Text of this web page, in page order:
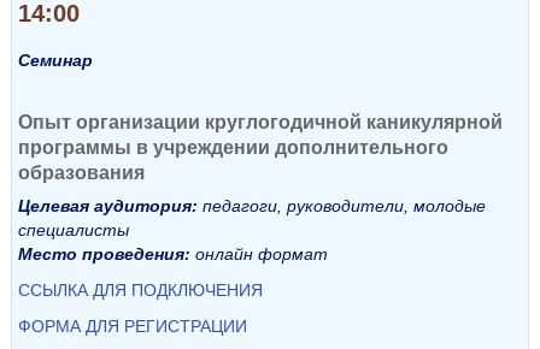
14:00
Семинар
Опыт организации круглогодичной каникулярной
программы в учреждении дополнительного
образования
Целевая аудитория: педагоги, руководители, молодые
специалисты
Место проведения: онлайн формат
ССЫЛКА ДЛЯ ПОДКЛЮЧЕНИЯ
ФОРМА ДЛЯ РЕГИСТРАЦИИ